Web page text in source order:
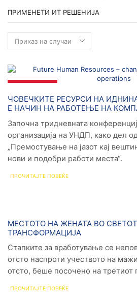
ПРИМЕНЕТИ ИТ РЕШЕНИЈА
ИТ
ЧОВЕЧКИТЕ РЕСУРСИ НА
Е НАЧИН НА РАБОТЕЊЕ НА
Започна тридневната
организација на УНДП, како дел
„Премостување на јазот кај
нови и подобри работи места“.
ПРОЧИТАЈТЕ ПОВЕЌЕ
Новости
МЕСТОТО НА ЖЕНАТА ВО
ТРАНСФОРМАЦИЈА
Стапките за вработување се
отсто наспроти учеството на
отсто, беше посочено на третиот
ПРОЧИТАЈТЕ ПОВЕЌЕ